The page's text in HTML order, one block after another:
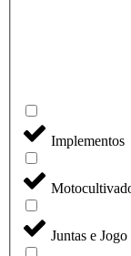
Implementos
Juntas e Jogo